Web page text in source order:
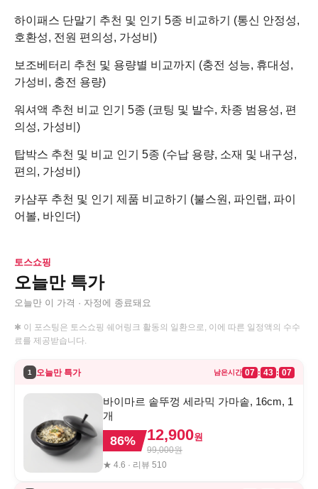
하이패스 단말기 추천 및 인기 5종 비교하기 (통신 안정성,
호환성, 전원 편의성, 가성비)
보조베터리 추천 및 용량별 비교까지 (충전 성능, 휴대성,
가성비, 충전 용량)
워셔액 추천 비교 인기 5종 (코팅 및 발수, 차종 범용성, 편
의성, 가성비)
탑박스 추천 및 비교 인기 5종 (수납 용량, 소재 및 내구성,
편의, 가성비)
카샴푸 추천 및 인기 제품 비교하기 (불스원, 파인랩, 파이
어볼, 바인더)
토스쇼핑
오늘만 특가
오늘만 이 가격 · 자정에 종료돼요
✱ 이 포스팅은 토스쇼핑 쉐어링크 활동의 일환으로, 이에 따른 일정액의 수수
료를 제공받습니다.
1 오늘만 특가 남은시간 07 : 43 : 07
바이마르 솥뚜껑 세라믹 가마솥, 16cm, 1
개
86% 12,900원
99,000원
★ 4.6 · 리뷰 510